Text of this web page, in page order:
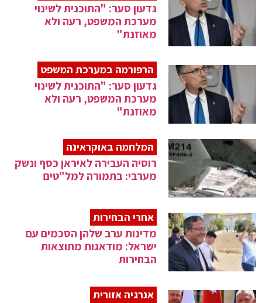
גדעון סער: "התוכנית לשינוי
מערכת המשפט, רעה ולא
מאוזנת"
הרפורמה במערכת המשפט
גדעון סער: "התוכנית לשינוי
מערכת המשפט, רעה ולא
מאוזנת"
המלחמה באוקראינה
רוסיה העבירה לאיראן כסף ונשק
מערבי: בתמורה למל"טים
אחרי הבחירות
מדינות ערב שלהן הסכמים עם
ישראל: מודאגות מתוצאות
הבחירות
אנרגיה אזורית